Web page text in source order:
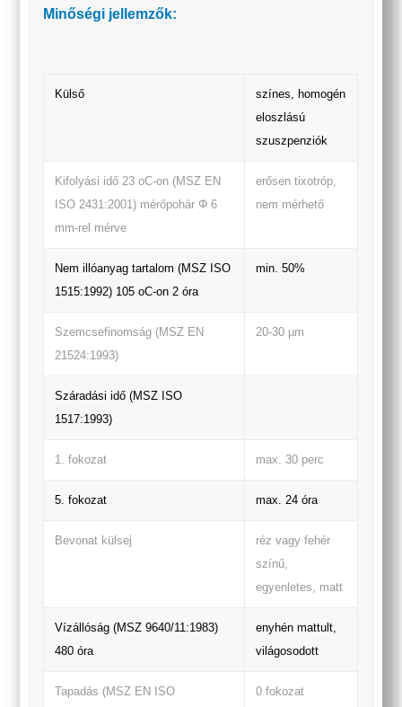
Minőségi jellemzők:
Külső
színes, homogén
eloszlású
szuszpenziók
Kifolyási idő 23 oC-on (MSZ EN
ISO 2431:2001) mérőpohár Φ 6
mm-rel mérve
erősen tixotróp,
nem mérhető
Nem illóanyag tartalom (MSZ ISO
1515:1992) 105 oC-on 2 óra
min. 50%
Szemcsefinomság (MSZ EN
21524:1993)
20-30 µm
Száradási idő (MSZ ISO
1517:1993)
1. fokozat max. 30 perc
5. fokozat max. 24 óra
Bevonat külsej
réz vagy fehér
színű,
egyenletes, matt
Vízállóság (MSZ 9640/11:1983)
480 óra
enyhén mattult,
világosodott
Tapadás (MSZ EN ISO
0 fokozat